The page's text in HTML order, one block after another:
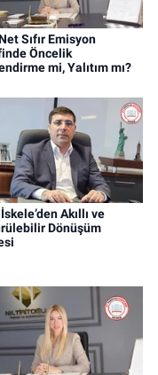
Sıfır Emisyon
Öncelik
mi, Yalıtım mı?
Akıllı ve
Dönüşüm